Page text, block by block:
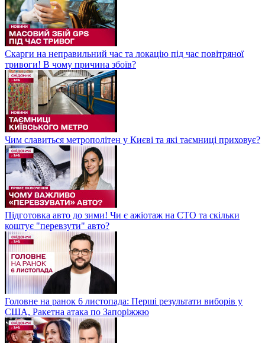
Скарги на неправильний час та локацію під час повітряної
тривоги! В чому причина збоїв?
Чим славиться метрополітен у Києві та які таємниці приховує?
Підготовка авто до зими! Чи є ажіотаж на СТО та скільки
коштує "перевзути" авто?
Головне на ранок 6 листопада: Перші результати виборів у
США, Ракетна атака по Запоріжжю